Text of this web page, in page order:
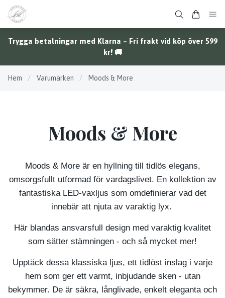
Trygga betalningar med Klarna – Fri frakt vid köp över 599
kr! 🚚
Hem / Varumärken / Moods & More
Moods & More
Moods & More är en hyllning till tidlös elegans,
omsorgsfullt utformad för vardagslivet. En kollektion av
fantastiska LED-vaxljus som omdefinierar vad det
innebär att njuta av varaktig lyx.
Här blandas ansvarsfull design med varaktig kvalitet
som sätter stämningen - och så mycket mer!
Upptäck dessa klassiska ljus, ett tidlöst inslag i varje
hem som ger ett varmt, inbjudande sken - utan
bekymmer. De är säkra, långlivade, enkelt eleganta och